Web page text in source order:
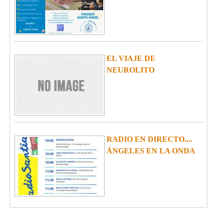
EL VIAJE DE
NEUROLITO
RADIO EN DIRECTO....
ÁNGELES EN LA ONDA